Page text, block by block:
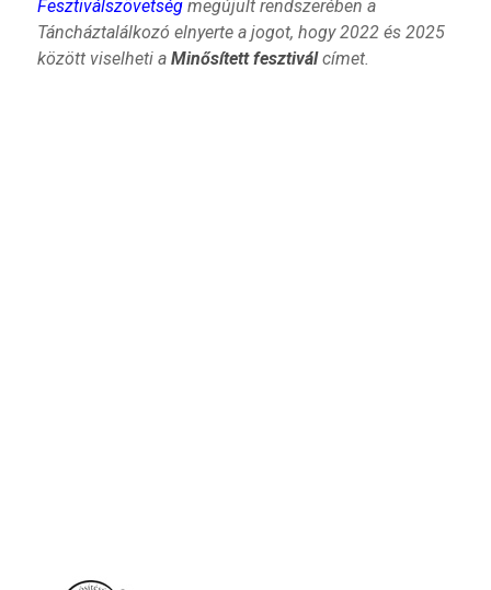
Fesztiválszövetségmegújult rendszerében a
Táncháztalálkozó elnyerte a jogot, hogy 2022 és 2025
között viselheti a Minősített fesztiválcímet.